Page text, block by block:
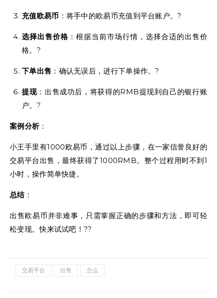
充值欧易币 ：将手中的欧易币充值到平台账户。?
选择出售价格：根据当前市场行情，选择合适的出售价
格。?
下单出售 ：确认无误后，进行下单操作。?
提现：出售成功后，将获得的RMB提现到自己的银行账
户。?
案例分析：
小王手里有1000欧易币，通过以上步骤，在一家信誉良好的
交易平台出售，最终获得了1000RMB。整个过程用时不到1
小时，操作简单快捷。
总结：
出售欧易币并非难事，只需掌握正确的步骤和方法，即可轻
松变现。快来试试吧！??
交易平台 出售 怎么